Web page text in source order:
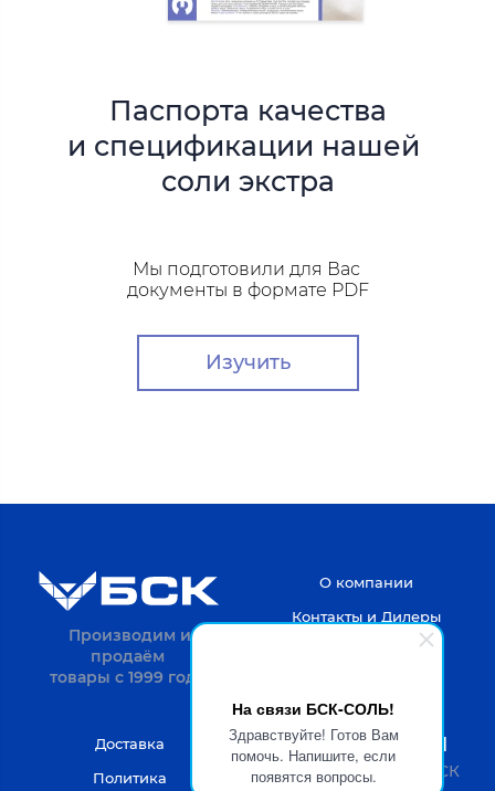
На связи БСК-СОЛЬ!
Здравствуйте! Готов Вам
помочь. Напишите, если
появятся вопросы.
Изучить
Паспорта качества
и спецификации нашей
соли экстра
Мы подготовили для Вас
документы в формате PDF
Производим и
продаём
товары с 1999 года.
О компании
Контакты и Дилеры
Доставка
Политика
8-4722-20-52-31
Пн-Пт с 9 до 18 по МСК